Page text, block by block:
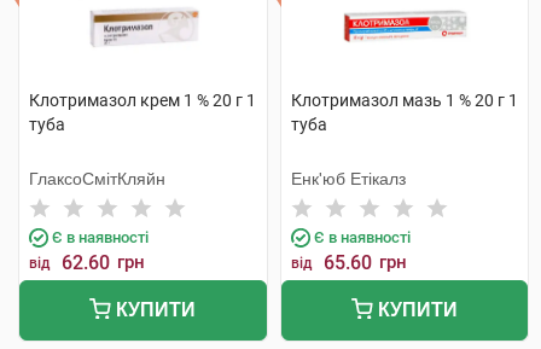
Клотримазол крем 1 % 20 г 1
туба
ГлаксоСмітКляйн
Є в наявності
від 62.60 грн
КУПИТИ
Клотримазол мазь 1 % 20 г 1
туба
Енк'юб Етікалз
Є в наявності
від 65.60 грн
КУПИТИ